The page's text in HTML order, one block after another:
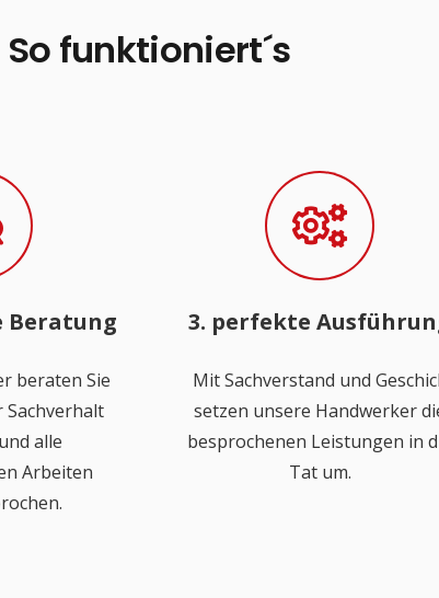
So funktioniert´s
Beratung
beraten Sie
Sachverhalt
alle
Arbeiten
3. perfekte
Mit Sachverstand und
setzen unsere Handwerker
besprochenen Leistungen in
Tat um.